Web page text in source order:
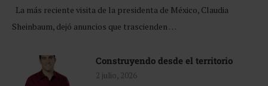
La más reciente visita de la presidenta de México, Claudia
Sheinbaum, dejó anuncios que trascienden …
Construyendo desde el territorio
2 julio, 2026